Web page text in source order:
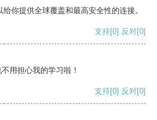
你提供全球覆盖和最高安全性的连接。
支持[0] 反对[0]
用担心我的学习啦！
支持[0] 反对[0]